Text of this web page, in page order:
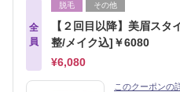
全
員
脱毛 その他
【２回目以降】美眉ス
整/メイク込]￥6080
¥6,080
このクーポンの